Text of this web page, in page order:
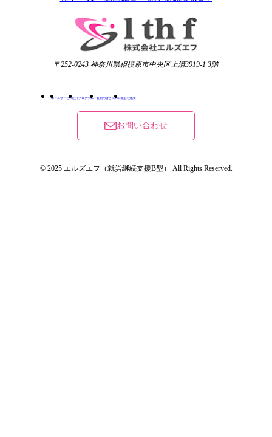
〒252-0243 神奈川県相模原市中央区上溝3919-1 3階
ホーム サービス紹介プログラム一覧利用者さんの日報会社概要
お問い合わせ
© 2025 エルズエフ（就労継続支援B型） All Rights Reserved.